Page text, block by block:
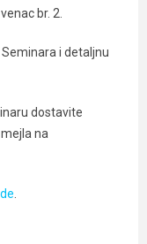
br. 2.
i detaljnu
dostavite
na